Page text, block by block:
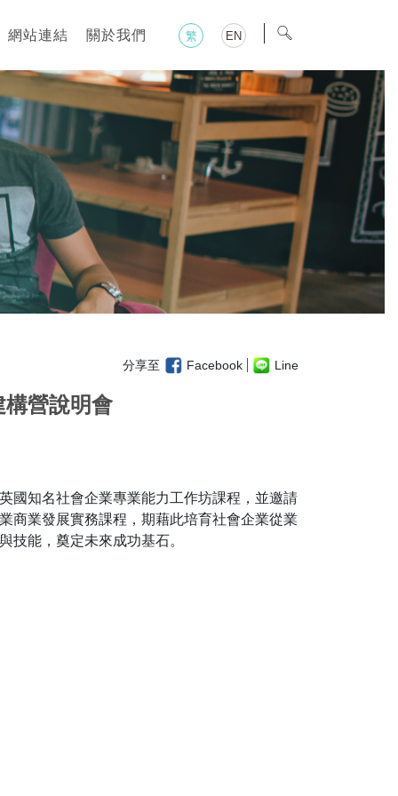
網站連結 關於我們 繁 EN
分享至 Facebook Line
營說明會
國知名社會企業專業能力工作坊課程，並邀請
商業發展實務課程，期藉此培育社會企業從業
技能，奠定未來成功基石。